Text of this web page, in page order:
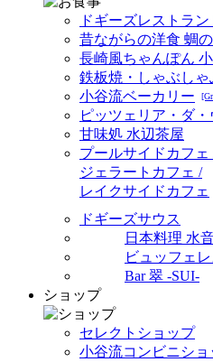
ドギーズレストラ
昔ながらの洋食 蜩
長崎風ちゃんぽん
鉄板焼・しゃぶしゃ
小谷流ベーカリー
ピッツェリア・ダ
甘味処 水辺茶屋
プールサイドカフェ
ジェラートカフェ /
レイクサイドカフェ
ドギーズサウス
日本料理 水
ビュッフェ
Bar 翠 -SUI-
ショップ
セレクトショップ
小谷流コンビニショ